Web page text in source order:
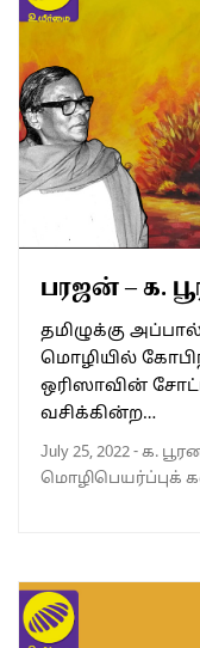
பரஜன் – க.
தமிழுக்கு
மொழியில்
ஒரிஸாவின்
வசிக்கின்ற…
July 25, 2022-க.
மொழிபெயர்ப்புக்